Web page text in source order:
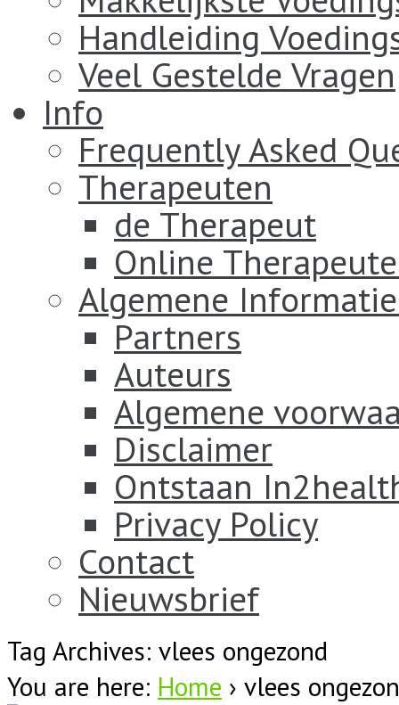
Handleiding
Veel Gestelde Vragen
Info
Frequently Asked
Therapeuten
de Therapeut
Online
Algemene
Partners
Auteurs
Algemene
Disclaimer
Ontstaan
Privacy Policy
Contact
Nieuwsbrief
Tag Archives: vlees ongezond
You are here: Home › vlees